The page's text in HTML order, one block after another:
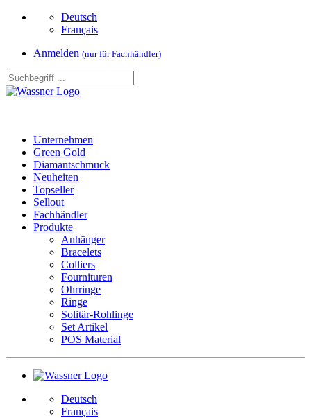
Deutsch
Français
Anmelden (nur für Fachhändler)
Unternehmen
Green Gold
Diamantschmuck
Neuheiten
Topseller
Sellout
Fachhändler
Produkte
Anhänger
Bracelets
Colliers
Fournituren
Ohrringe
Ringe
Solitär-Rohlinge
Set Artikel
POS Material
Deutsch
Français